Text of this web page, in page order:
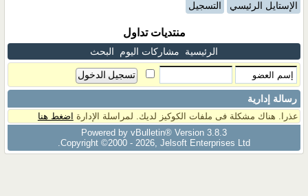
الإستايل الرئيسي التسجيل
منتديات تداول
الرئيسية مشاركات اليوم البحث
رسالة إدارية
عذرا. هناك مشكلة فى ملفات الكوكيز لديك. لمراسلة الإدارة اضغط هنا
Powered by vBulletin® Version 3.8.3
Copyright ©2000 - 2026, Jelsoft Enterprises Ltd.